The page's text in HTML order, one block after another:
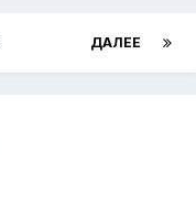
ДАЛЕЕ